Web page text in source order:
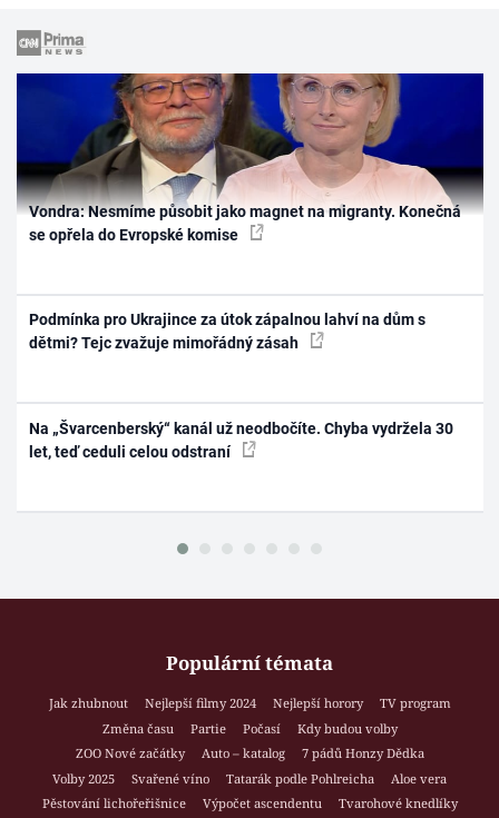
Vondra: Nesmíme působit jako magnet na migranty. Konečná
se opřela do Evropské komise
Podmínka pro Ukrajince za útok zápalnou lahví na dům s
dětmi? Tejc zvažuje mimořádný zásah
Na „Švarcenberský“ kanál už neodbočíte. Chyba vydržela 30
let, teď ceduli celou odstraní
Populární témata
Jak zhubnout Nejlepší filmy 2024 Nejlepší horory
TV program
Změna času
Partie Počasí
Kdy budou volby
ZOO Nové začátky
Auto – katalog
7 pádů Honzy Dědka
Volby 2025
Svařené víno Tatarák podle Pohlreicha
Aloe vera
Pěstování lichořeřišnice
Výpočet ascendentu
Tvarohové knedlíky